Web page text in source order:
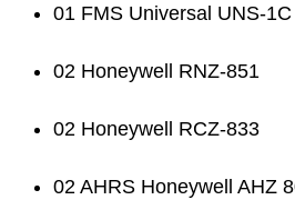
01 FMS Universal UNS-1C
02 Honeywell RNZ-851
02 Honeywell RCZ-833
02 AHRS Honeywell AHZ